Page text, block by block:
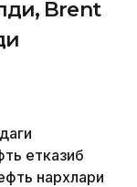
Brent
етказиб
нархлари